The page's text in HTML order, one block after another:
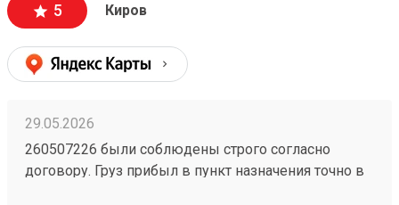
5 Киров
29.05.2026
260507226 были соблюдены строго согласно
договору. Груз прибыл в пункт назначения точно в